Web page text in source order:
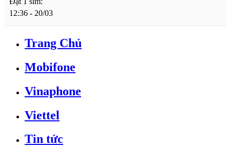
12:36 - 20/03
Trang Chủ
Mobifone
Vinaphone
Viettel
Tin tức